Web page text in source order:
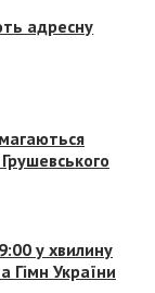
адресну
у хвилину
Гімн України